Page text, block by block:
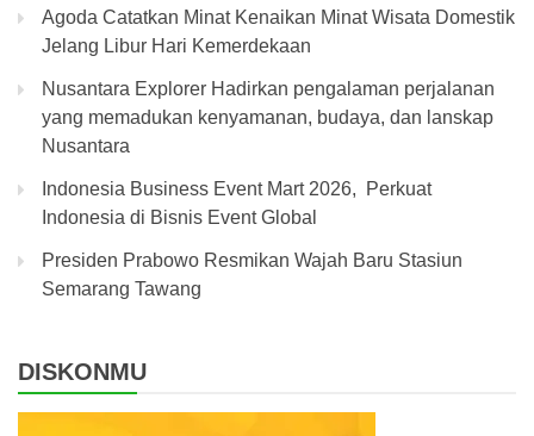
Agoda Catatkan Minat Kenaikan Minat Wisata Domestik
Jelang Libur Hari Kemerdekaan
Nusantara Explorer Hadirkan pengalaman perjalanan
yang memadukan kenyamanan, budaya, dan lanskap
Nusantara
Indonesia Business Event Mart 2026, Perkuat
Indonesia di Bisnis Event Global
Presiden Prabowo Resmikan Wajah Baru Stasiun
Semarang Tawang
DISKONMU